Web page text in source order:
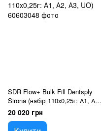
SDR Flow+ Bulk Fill Dentsply
Sirona (набір 110х0,25г: А1, А2,
А3, UO)
20 020 грн